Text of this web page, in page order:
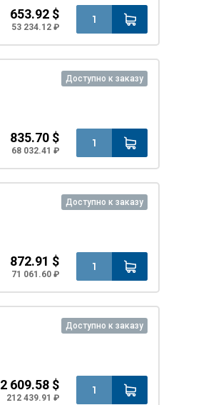
653.92 $
53 234.12 ₽
Доступно к заказу
835.70 $
68 032.41 ₽
Доступно к заказу
872.91 $
71 061.60 ₽
Доступно к заказу
2 609.58 $
212 439.91 ₽